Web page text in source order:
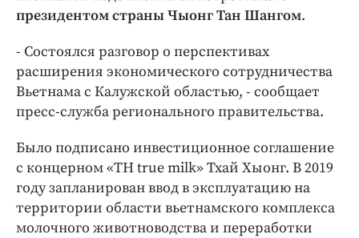
Интересное чтиво
Клиника года
Бренд года
Работодатель года
президентом страны Чыонг Тан Шангом.
- Состоялся разговор о перспективах
расширения экономического сотрудничества
Вьетнама с Калужской областью, - сообщает
пресс-служба регионального правительства.
Было подписано инвестиционное соглашение
с концерном «ТН true milk» Тхай Хыонг. В 2019
году запланирован ввод в эксплуатацию на
территории области вьетнамского комплекса
молочного животноводства и переработки